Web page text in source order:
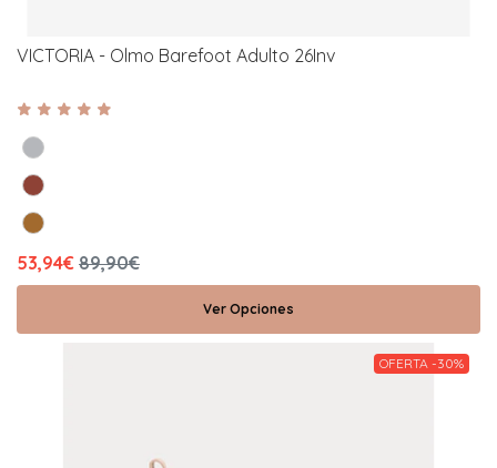
VICTORIA - Olmo Barefoot Adulto 26Inv
53,94€ 89,90€
Ver Opciones
OFERTA -30%